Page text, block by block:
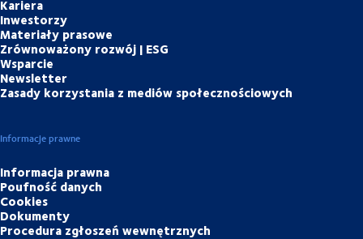
Kariera
Inwestorzy
Materiały prasowe
Zrównoważony rozwój | ESG
Wsparcie
Newsletter
Zasady korzystania z mediów społecznościowych
Informacje prawne
Informacja prawna
Poufność danych
Cookies
Dokumenty
Procedura zgłoszeń wewnętrznych